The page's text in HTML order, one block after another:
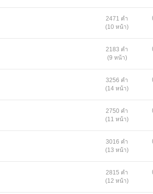
2471 คำ
(10 หน้า)
2183 คำ
(9 หน้า)
3256 คำ
(14 หน้า)
2750 คำ
(11 หน้า)
3016 คำ
(13 หน้า)
2815 คำ
(12 หน้า)